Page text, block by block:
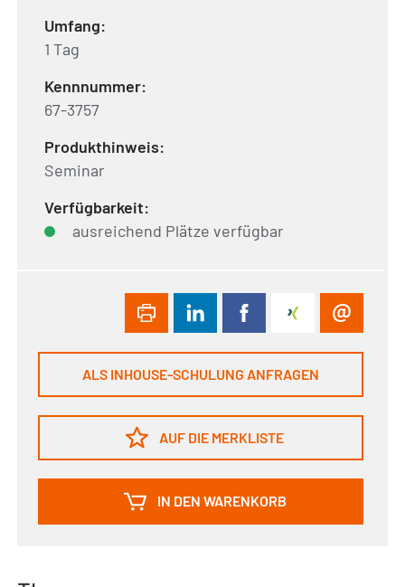
Umfang:
1 Tag
Kennnummer:
67-3757
Produkthinweis:
Seminar
Verfügbarkeit:
ausreichend Plätze verfügbar
ALS INHOUSE-SCHULUNG ANFRAGEN
AUF DIE MERKLISTE
IN DEN WARENKORB